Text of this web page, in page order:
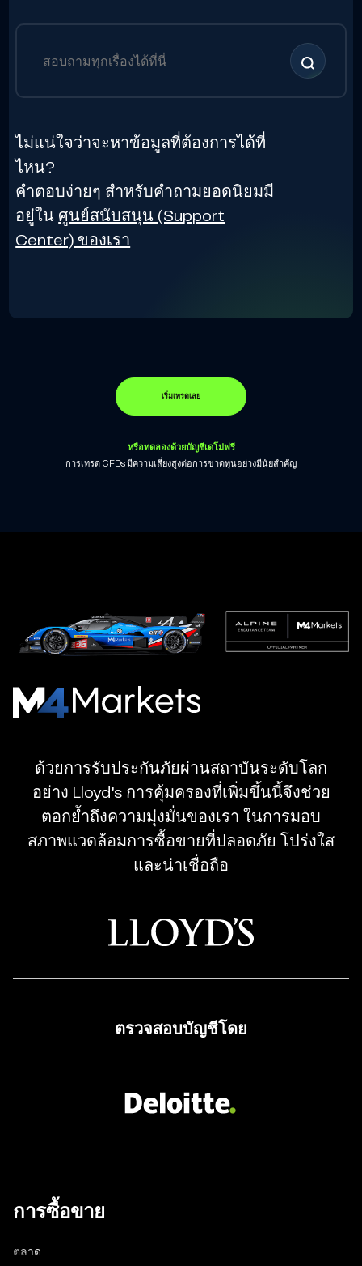
ไม่แน่ใจว่าจะหาข้อมูลที่ต้องการได้ที่
ไหน?
คำตอบง่ายๆ สำหรับคำถามยอดนิยมมี
อยู่ใน ศูนย์สนับสนุน (Support
Center) ของเรา
เริ่มเทรดเลย
หรือทดลองด้วยบัญชีเดโม่ฟรี
การเทรด CFDs มีความเสี่ยงสูงต่อการขาดทุนอย่างมีนัยสำคัญ
M4Markets
CFD
Trading
Regulated
Broker
ด้วยการรับประกันภัยผ่านสถาบันระดับโลก
อย่าง Lloyd’s การคุ้มครองที่เพิ่มขึ้นนี้จึงช่วย
ตอกย้ำถึงความมุ่งมั่นของเรา ในการมอบ
สภาพแวดล้อมการซื้อขายที่ปลอดภัย โปร่งใส
และน่าเชื่อถือ
ตรวจสอบบัญชีโดย
การซื้อขาย
ตลาด